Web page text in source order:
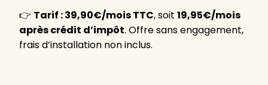
👉 Tarif : 39,90€/mois TTC, soit 19,95€/mois
après crédit d’impôt. Offre sans engagement,
frais d’installation non inclus.